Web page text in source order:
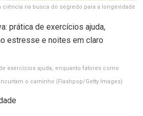
ciência na busca do segredo para a longevidade
de exercícios ajuda, enquanto fatores como
o caminho (Flashpop/Getty Images)